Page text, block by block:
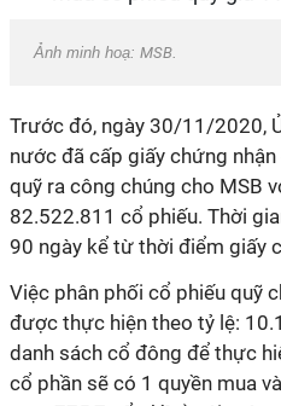
Ảnh minh hoạ: MSB.
Trước đó, ngày 30/11/2020,
nước đã cấp giấy chứng
quỹ ra công chúng cho MSB
82.522.811 cổ phiếu. Thời
90 ngày kể từ thời điểm giấy
Việc phân phối cổ phiếu quỹ
được thực hiện theo tỷ lệ:
danh sách cổ đông để thực
cổ phần sẽ có 1 quyền mua